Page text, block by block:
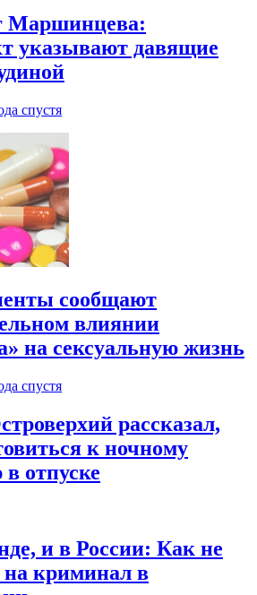
Маршинцева:
указывают давящие
спустя
сообщают
влиянии
на сексуальную жизнь
спустя
рассказал,
к ночному
отпуске
и в России: Как не
на криминал в